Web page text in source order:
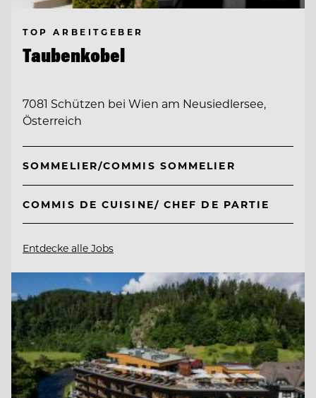
TOP ARBEITGEBER
Taubenkobel
7081 Schützen bei Wien am Neusiedlersee,
Österreich
SOMMELIER/COMMIS SOMMELIER
COMMIS DE CUISINE/ CHEF DE PARTIE
Entdecke alle Jobs